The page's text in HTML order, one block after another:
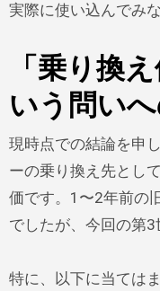
実際に使い込んでみ
「乗り換
いう問いへ
現時点での結論を申
ーの乗り換え先とし
価です。1〜2年前の
でしたが、今回の第3
特に、以下に当ては